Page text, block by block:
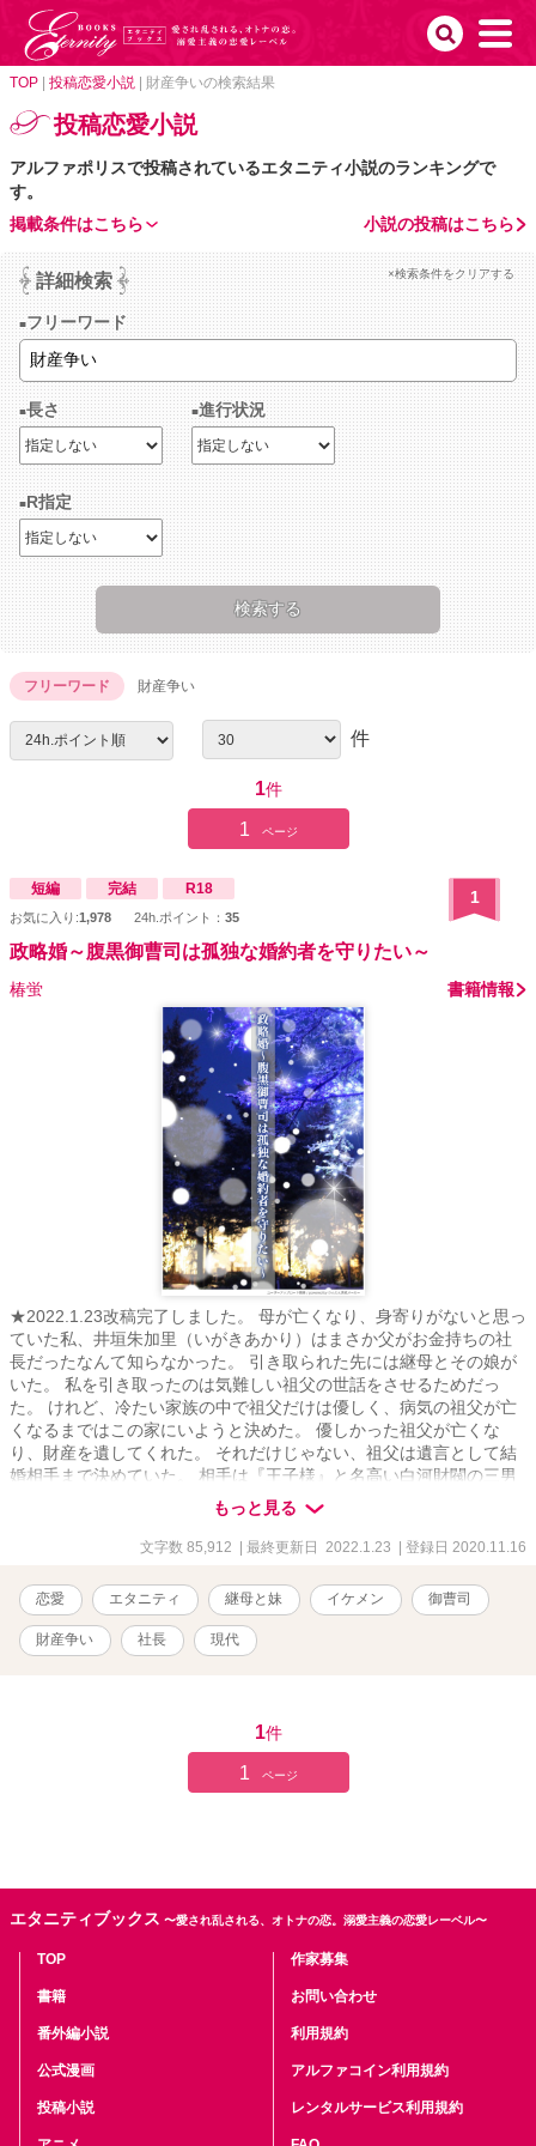
TOP 投稿恋愛小説 財産争いの検索結果
投稿恋愛小説
アルファポリスで投稿されているエタニティ小説のランキングで
す。
小説の投稿はこちら
掲載条件はこちら
詳細検索 ×検索条件をクリアする
フリーワード
長さ 進行状況
R指定
フリーワード 財産争い
件
1件
1 ページ
短編 完結 R18
お気に入り:1,978 24h.ポイント： 35
1
政略婚～腹黒御曹司は孤独な婚約者を守りたい～
椿蛍 書籍情報
★2022.1.23改稿完了しました。 母が亡くなり、身寄りがないと思っ
ていた私、井垣朱加里（いがきあかり）はまさか父がお金持ちの社
長だったなんて知らなかった。 引き取られた先には継母とその娘が
いた。 私を引き取ったのは気難しい祖父の世話をさせるためだっ
た。 けれど、冷たい家族の中で祖父だけは優しく、病気の祖父が亡
くなるまではこの家にいようと決めた。 優しかった祖父が亡くな
り、財産を遺してくれた。 それだけじゃない、祖父は遺言として結
婚相手まで決めていた。 相手は『王子様』と名高い白河財閥の三男
白河壱都(しらかわいちと)。 彼は裏表のあるくせ者で、こんな男が
私の結婚相手！？ 父と継母は財産を奪われたと怒り狂うし、異母妹
は婚約者を盗られたと言うし。 私が全てを奪ったと、完全に悪者に
・R－１８には※R－１８マークをつけます。 ・飛ばして読むことも
可能です。
もっと見る
文字数 85,912 | 最終更新日 2022.1.23 | 登録日 2020.11.16
恋愛 エタニティ 継母と妹 イケメン 御曹司
財産争い 社長 現代
1件
1 ページ
エタニティブックス 〜愛され乱される、オトナの恋。溺愛主義の恋愛レーベル〜
TOP
書籍
番外編小説
公式漫画
投稿小説
作家募集
お問い合わせ
利用規約
アルファコイン利用規約
レンタルサービス利用規約